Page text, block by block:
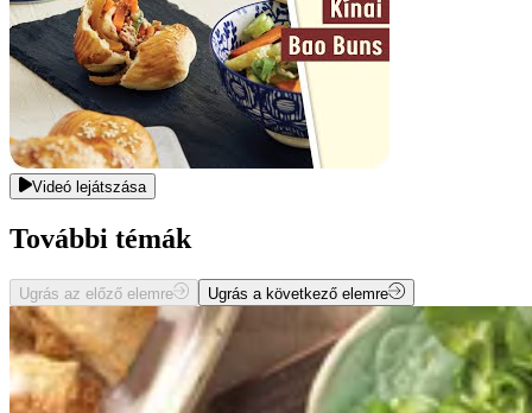
Videó lejátszása
További témák
Ugrás az előző elemre Ugrás a következő elemre